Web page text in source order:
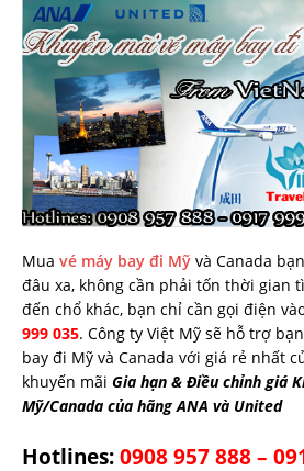
Mua vé máy bay đi Mỹ và Canada
đâu xa, không cần phải tốn thời gian
đến chổ khác, bạn chỉ cần gọi điện
999 035. Công ty Việt Mỹ sẽ hỗ trợ
bay đi Mỹ và Canada với giá rẻ nhất
khuyến mãi Gia hạn & Điều chỉnh giá
Mỹ/Canada của hãngANA và United
Hotlines: 0908 957 888 –